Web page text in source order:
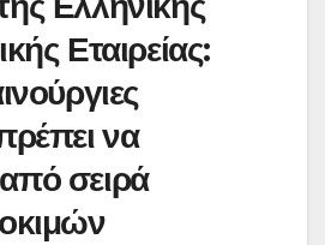
Εταιρείας:
να
σειρά